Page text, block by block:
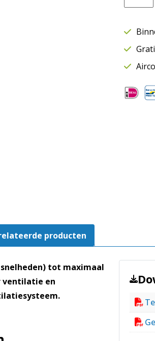
mm
|
|
Tot
producten
tot maximaal
ventilatie en